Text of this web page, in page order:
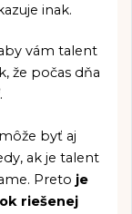
inak.
vám talent
že počas dňa
.
byť aj
ak je talent
Preto je
riešenej